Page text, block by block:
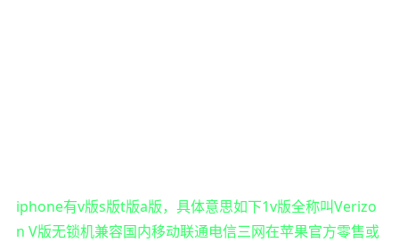
iphone有v版s版t版a版，具体意思如下1v版全称叫Verizo
n V版无锁机兼容国内移动联通电信三网在苹果官方零售或